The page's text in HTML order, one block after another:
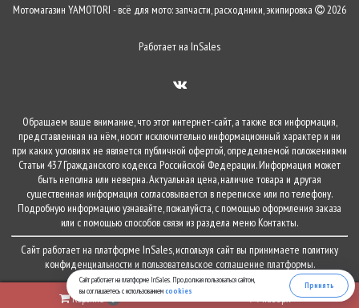
Мотомагазин YAMOTORI - всё для мото: запчасти, расходники, экипировка 2026
Работает на InSales
Обращаем ваше внимание, что этот интернет-сайт, а также вся информация,
представленная на нём, носит исключительно информационный характер и ни
при каких условиях не является публичной офертой, определяемой положениями
Статьи 437 Гражданского кодекса Российской Федерации. Информация может
быть неполна или неверна. Актуальная цена, наличие товара и другая
существенная информация согласовывается в переписке или по телефону.
Подробную информацию узнавайте, пожалуйста, с помощью оформления заказа
или с помощью способов связи из раздела меню Контакты.
Сайт работает на платформе InSales, используя сайт вы принимаете политику
конфиденциальности и пользовательское соглашение платформы.
Сайт работает на платформе InSales. Продолжая пользоваться сайтом,
вы соглашаетесь с использованиемcookies
Принять
Корзина 0 наверх